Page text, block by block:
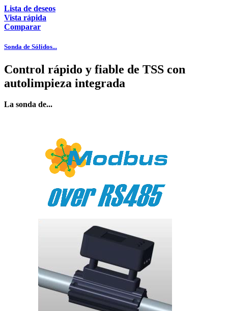
Lista de deseos
Vista rápida
Comparar
Sonda de Sólidos...
Control rápido y fiable de TSS con
autolimpieza integrada
La sonda de...